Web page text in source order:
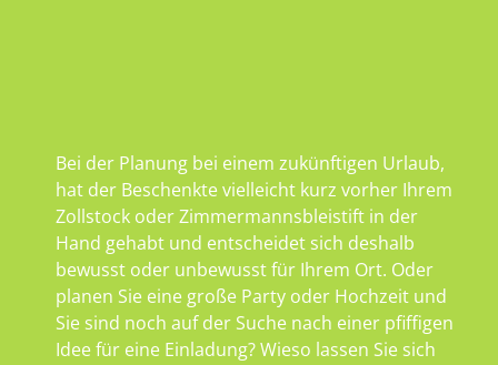
Bei der Planung bei einem zukünftigen Urlaub,
hat der Beschenkte vielleicht kurz vorher Ihrem
Zollstock oder Zimmermannsbleistift in der
Hand gehabt und entscheidet sich deshalb
bewusst oder unbewusst für Ihrem Ort. Oder
planen Sie eine große Party oder Hochzeit und
Sie sind noch auf der Suche nach einer pfiffigen
Idee für eine Einladung? Wieso lassen Sie sich